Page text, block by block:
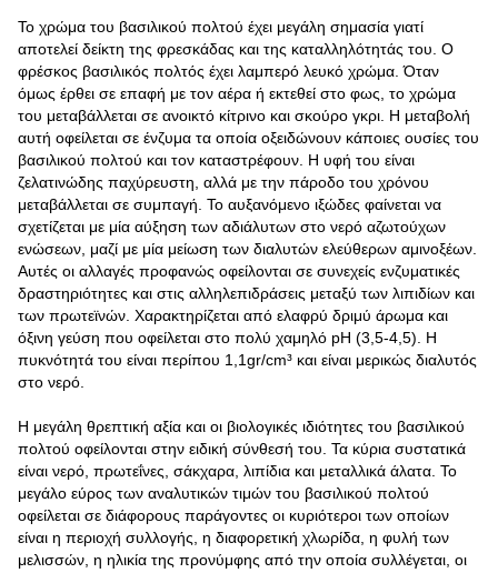
Το χρώμα του βασιλικού πολτού έχει μεγάλη σημασία γιατί
αποτελεί δείκτη της φρεσκάδας και της καταλληλότητάς του. Ο
φρέσκος βασιλικός πολτός έχει λαμπερό λευκό χρώμα. Όταν
όμως έρθει σε επαφή με τον αέρα ή εκτεθεί στο φως, το χρώμα
του μεταβάλλεται σε ανοικτό κίτρινο και σκούρο γκρι. Η μεταβολή
αυτή οφείλεται σε ένζυμα τα οποία οξειδώνουν κάποιες ουσίες του
βασιλικού πολτού και τον καταστρέφουν. Η υφή του είναι
ζελατινώδης παχύρευστη, αλλά με την πάροδο του χρόνου
μεταβάλλεται σε συμπαγή. Το αυξανόμενο ιξώδες φαίνεται να
σχετίζεται με μία αύξηση των αδιάλυτων στο νερό αζωτούχων
ενώσεων, μαζί με μία μείωση των διαλυτών ελεύθερων αμινοξέων.
Αυτές οι αλλαγές προφανώς οφείλονται σε συνεχείς ενζυματικές
δραστηριότητες και στις αλληλεπιδράσεις μεταξύ των λιπιδίων και
των πρωτεϊνών. Χαρακτηρίζεται από ελαφρύ δριμύ άρωμα και
όξινη γεύση που οφείλεται στο πολύ χαμηλό pH (3,5-4,5). Η
πυκνότητά του είναι περίπου 1,1gr/cm³ και είναι μερικώς διαλυτός
στο νερό.
Η μεγάλη θρεπτική αξία και οι βιολογικές ιδιότητες του βασιλικού
πολτού οφείλονται στην ειδική σύνθεσή του. Τα κύρια συστατικά
είναι νερό, πρωτεΐνες, σάκχαρα, λιπίδια και μεταλλικά άλατα. Το
μεγάλο εύρος των αναλυτικών τιμών του βασιλικού πολτού
οφείλεται σε διάφορους παράγοντες οι κυριότεροι των οποίων
είναι η περιοχή συλλογής, η διαφορετική χλωρίδα, η φυλή των
μελισσών, η ηλικία της προνύμφης από την οποία συλλέγεται, οι